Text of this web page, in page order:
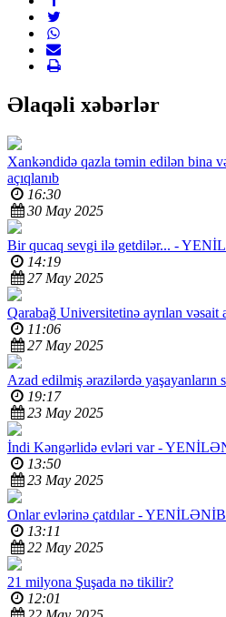
Əlaqəli xəbərlər
Xankəndidə qazla təmin edilən bina
açıqlanıb
16:30
30 May 2025
Bir qucaq sevgi ilə getdilər... -
14:19
27 May 2025
Qarabağ Universitetinə ayrılan vəsait
11:06
27 May 2025
Azad edilmiş ərazilərdə yaşayanların
19:17
23 May 2025
İndi Kəngərlidə evləri var -
13:50
23 May 2025
Onlar evlərinə çatdılar -YENİLƏNİB
13:11
22 May 2025
21 milyona Şuşada nə tikilir?
12:01